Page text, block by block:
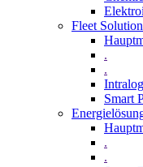
Fleet
.
.
Smart
.
.